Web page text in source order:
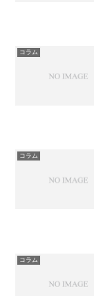
コラム
コラム
コラム